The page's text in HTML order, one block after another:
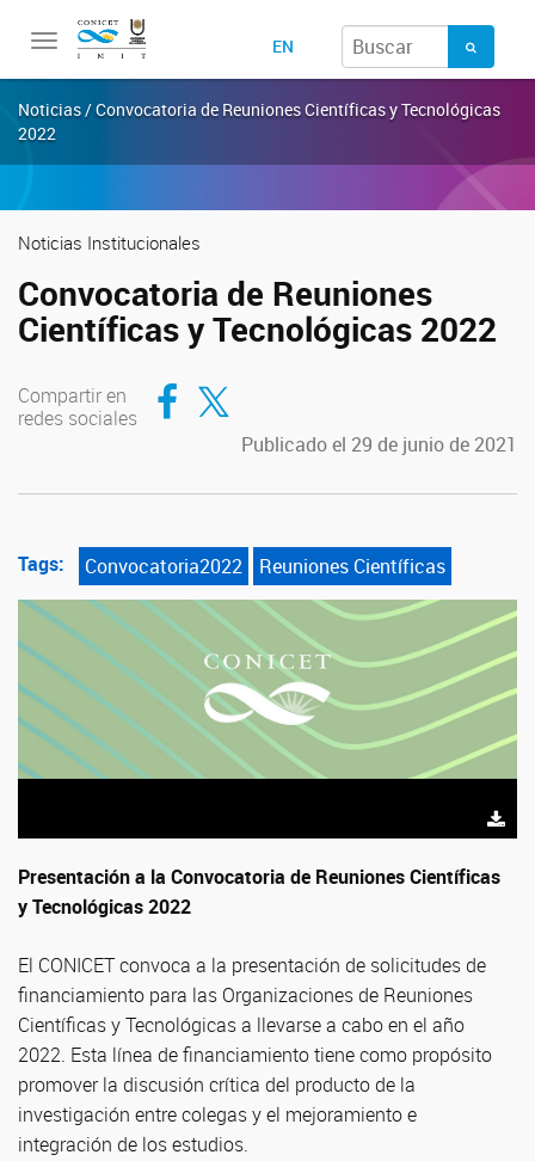
Toggle
EN
Noticias / Convocatoria de Reuniones Científicas y Tecnológicas
2022
Noticias Institucionales
Convocatoria de Reuniones
Científicas y Tecnológicas 2022
Compartir en
redes sociales
Compartir en Facebook
Compartir en Twitter
Publicado el 29 de junio de 2021
Tags: Convocatoria2022 Reuniones Científicas
Presentación a la Convocatoria de Reuniones Científicas
y Tecnológicas 2022
El CONICET convoca a la presentación de solicitudes de
financiamiento para las Organizaciones de Reuniones
Científicas y Tecnológicas a llevarse a cabo en el año
2022. Esta línea de financiamiento tiene como propósito
promover la discusión crítica del producto de la
investigación entre colegas y el mejoramiento e
integración de los estudios.